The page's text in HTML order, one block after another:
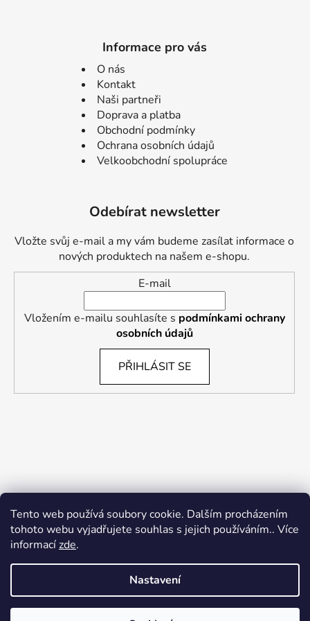
Tento web používá soubory cookie. Dalším procházením
tohoto webu vyjadřujete souhlas s jejich používáním.. Více
informacízde.
Nastavení
Informace pro vás
O nás
Kontakt
Naši partneři
Doprava a platba
Obchodní podmínky
Ochrana osobních údajů
Velkoobchodní spolupráce
Odebírat newsletter
Vložte svůj e-mail a my vám budeme zasílat informace o
nových produktech na našem e-shopu.
E-mail
Vložením e-mailu souhlasíte s podmínkami ochrany
osobních údajů
PŘIHLÁSIT SE